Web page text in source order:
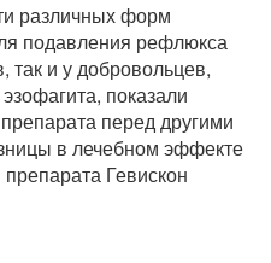
различных форм
подавления рефлюкса
так и у добровольцев,
показали
перед другими
в лечебном эффекте
Гевискон